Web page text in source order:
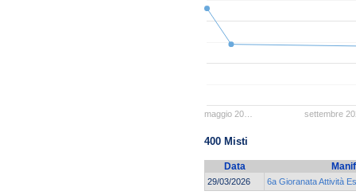
maggio 20… settembre
400 Misti
Data
29/03/2026 6a Gioranata Attività